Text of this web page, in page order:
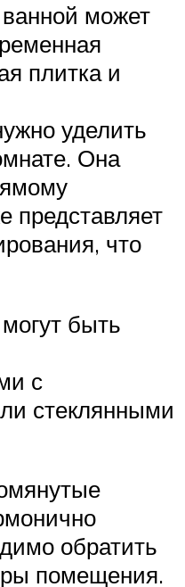
ванной может
плитка и
уделить
Она
представляет
что
быть
с
стеклянными
обратить
помещения.